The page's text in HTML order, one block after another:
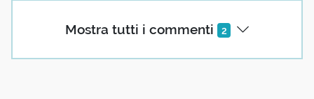
Mostra tutti i commenti 2